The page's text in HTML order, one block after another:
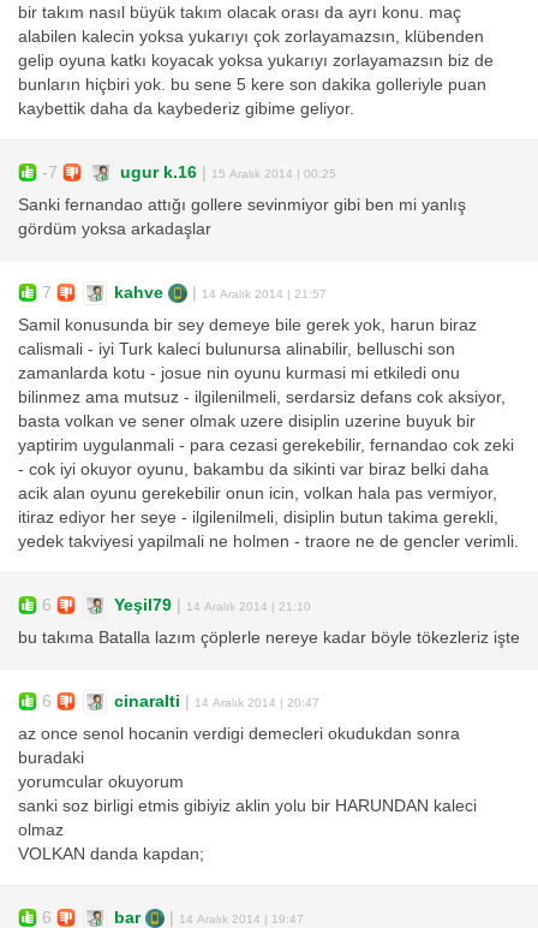
bir takım nasıl büyük takım olacak orası da ayrı konu. maç
alabilen kalecin yoksa yukarıyı çok zorlayamazsın, klübenden
gelip oyuna katkı koyacak yoksa yukarıyı zorlayamazsın biz de
bunların hiçbiri yok. bu sene 5 kere son dakika golleriyle puan
kaybettik daha da kaybederiz gibime geliyor.
-7 ugur k.16 | 15 Aralık 2014 | 00:25
Sanki fernandao attığı gollere sevinmiyor gibi ben mi yanlış
gördüm yoksa arkadaşlar
7 kahve | 14 Aralık 2014 | 21:57
Samil konusunda bir sey demeye bile gerek yok, harun biraz
calismali - iyi Turk kaleci bulunursa alinabilir, belluschi son
zamanlarda kotu - josue nin oyunu kurmasi mi etkiledi onu
bilinmez ama mutsuz - ilgilenilmeli, serdarsiz defans cok aksiyor,
basta volkan ve sener olmak uzere disiplin uzerine buyuk bir
yaptirim uygulanmali - para cezasi gerekebilir, fernandao cok zeki
- cok iyi okuyor oyunu, bakambu da sikinti var biraz belki daha
acik alan oyunu gerekebilir onun icin, volkan hala pas vermiyor,
itiraz ediyor her seye - ilgilenilmeli, disiplin butun takima gerekli,
yedek takviyesi yapilmali ne holmen - traore ne de gencler verimli.
6 Yeşil79 | 14 Aralık 2014 | 21:10
bu takıma Batalla lazım çöplerle nereye kadar böyle tökezleriz işte
6 cinaralti | 14 Aralık 2014 | 20:47
az once senol hocanin verdigi demecleri okudukdan sonra
buradaki
yorumcular okuyorum
sanki soz birligi etmis gibiyiz aklin yolu bir HARUNDAN kaleci
olmaz
VOLKAN danda kapdan;
6 bar | 14 Aralık 2014 | 19:47